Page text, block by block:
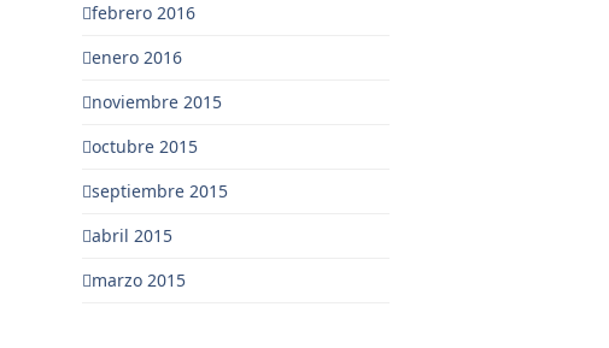
febrero 2016
enero 2016
noviembre 2015
octubre 2015
septiembre 2015
abril 2015
marzo 2015